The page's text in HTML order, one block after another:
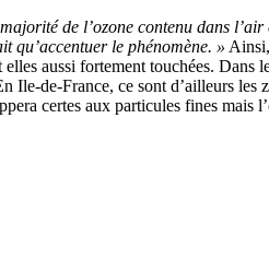
de l’ozone contenu dans
qu’accentuer le phénomène. »
aussi fortement touchées.
Ile-de-France, ce sont d’ailleurs les
certes aux particules fines mais